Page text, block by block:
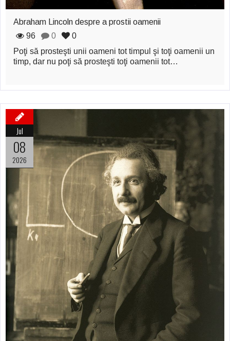
Abraham Lincoln despre a prostii oamenii
96
0
0
Poţi să prosteşti unii oameni tot timpul şi toţi oamenii un
timp, dar nu poţi să prosteşti toţi oamenii tot…
Jul
08
2026